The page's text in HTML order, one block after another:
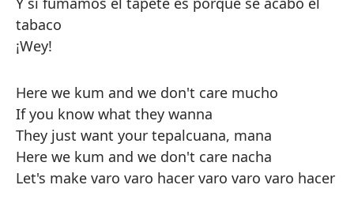
tabaco
¡Wey!
Here we kum and we don't care mucho
If you know what they wanna
They just want your tepalcuana, mana
Here we kum and we don't care nacha
Let's make varo varo hacer varo varo varo hacer